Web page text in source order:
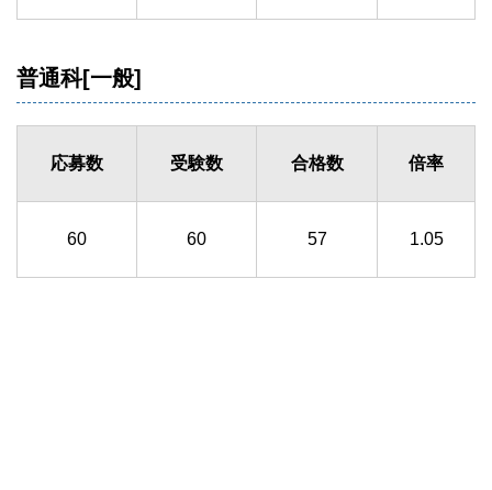
普通科[一般]
応募数 受験数 合格数 倍率
60 60 57 1.05